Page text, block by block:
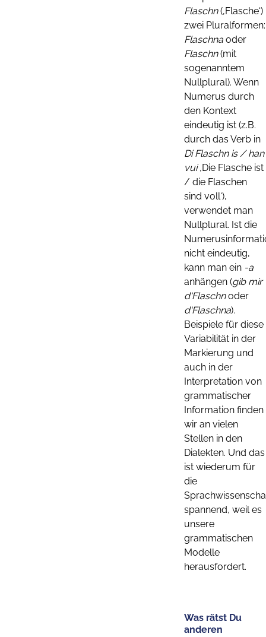
Flaschn(‚Flasche‘)
zwei Pluralformen:
Flaschna oder
Flaschn(mit
sogenanntem
Nullplural). Wenn
Numerus durch
den Kontext
eindeutig ist (z.B.
durch das Verb in
Di Flaschn is / han
vui‚Die Flasche ist
/ die Flaschen
sind voll‘),
verwendet man
Nullplural. Ist die
nicht eindeutig,
kann man ein -a
anhängen (gib mir
d‘Flaschnoder
d‘Flaschna).
Beispiele für diese
Variabilität in der
Markierung und
auch in der
Interpretation von
grammatischer
Information finden
wir an vielen
Stellen in den
Dialekten. Und das
ist wiederum für
die
spannend, weil es
unsere
grammatischen
Modelle
herausfordert.
Was rätst Du
anderen